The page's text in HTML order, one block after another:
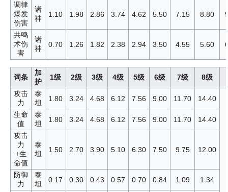
调律
爆发
伤害
诸
神
1.10 1.98 2.86 3.74 4.62 5.50 7.15 8.80
共鸣
术伤
害
诸
神
0.70 1.26 1.82 2.38 2.94 3.50 4.55 5.60
词条
加
护
1级 2级 3级 4级 5级 6级 7级
8级
攻击
力
泰
坦
1.80 3.24 4.68 6.12 7.56 9.00 11.70
14.40
生命
值
泰
坦
1.80 3.24 4.68 6.12 7.56 9.00 11.70
14.40
攻击
力
+生
命值
泰
坦
1.50 2.70 3.90 5.10 6.30 7.50 9.75 12.00
防御
力
泰
坦
0.17 0.30 0.43 0.57 0.70 0.84 1.09
1.34